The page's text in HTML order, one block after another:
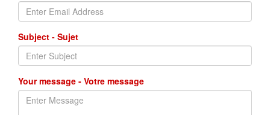
Subject - Sujet
Your message - Votre message